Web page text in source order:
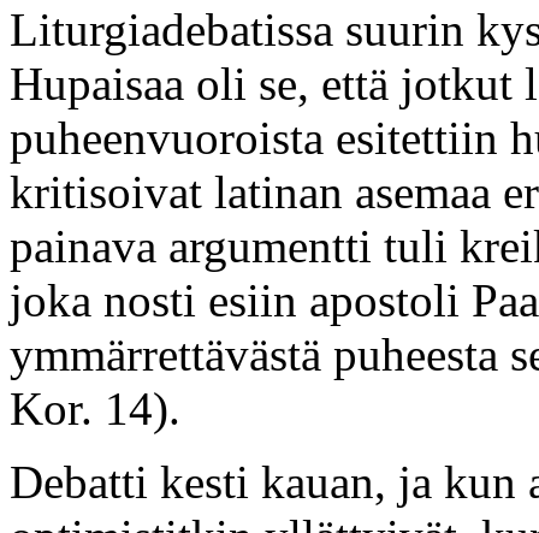
Liturgiadebatissa suurin
Hupaisaa oli se, että jotkut
puheenvuoroista esitettiin
kritisoivat latinan asemaa
painava argumentti tuli
joka nosti esiin apostoli
ymmärrettävästä puheesta
Kor. 14).
Debatti kesti kauan, ja kun